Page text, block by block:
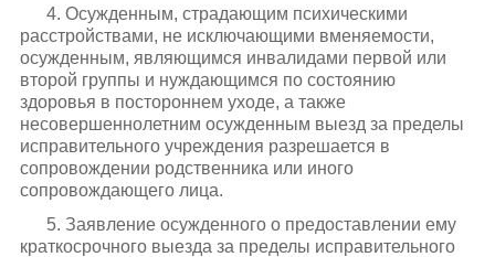
4. Осужденным, страдающим психическими
расстройствами, не исключающими вменяемости,
осужденным, являющимся инвалидами первой или
второй группы и нуждающимся по состоянию
здоровья в постороннем уходе, а также
несовершеннолетним осужденным выезд за пределы
исправительного учреждения разрешается в
сопровождении родственника или иного
сопровождающего лица.
5. Заявление осужденного о предоставлении ему
краткосрочного выезда за пределы исправительного